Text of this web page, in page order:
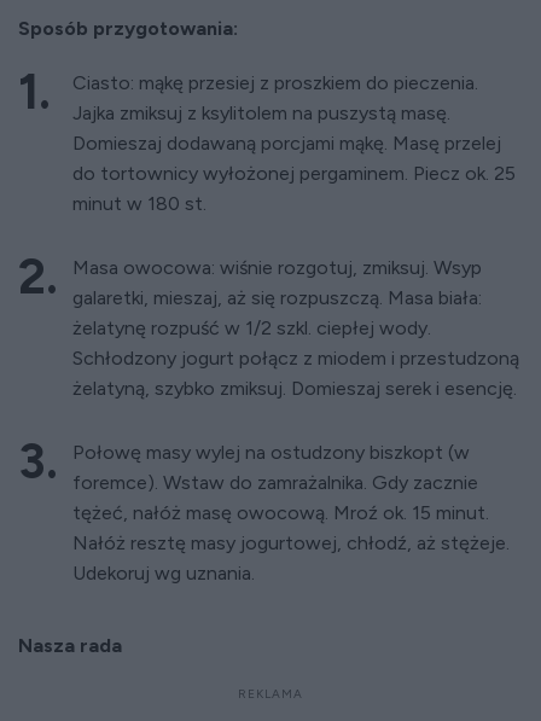
Sposób przygotowania:
Ciasto: mąkę przesiej z proszkiem do pieczenia.
Jajka zmiksuj z ksylitolem na puszystą masę.
Domieszaj dodawaną porcjami mąkę. Masę przelej
do tortownicy wyłożonej pergaminem. Piecz ok. 25
minut w 180 st.
Masa owocowa: wiśnie rozgotuj, zmiksuj. Wsyp
galaretki, mieszaj, aż się rozpuszczą. Masa biała:
żelatynę rozpuść w 1/2 szkl. ciepłej wody.
Schłodzony jogurt połącz z miodem i przestudzoną
żelatyną, szybko zmiksuj. Domieszaj serek i esencję.
Połowę masy wylej na ostudzony biszkopt (w
foremce). Wstaw do zamrażalnika. Gdy zacznie
tężeć, nałóż masę owocową. Mroź ok. 15 minut.
Nałóż resztę masy jogurtowej, chłodź, aż stężeje.
Udekoruj wg uznania.
Nasza rada